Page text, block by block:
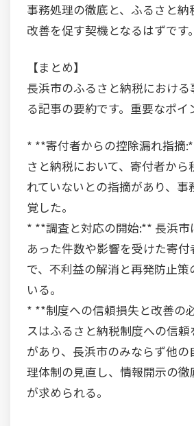
事務処理の徹底と、ふるさと納
改善を促す契機となるはずです。
【まとめ】
長浜市のふるさと納税におけ
る記事の要約です。重要なポイ
* **寄付者からの控除漏れ指摘
さと納税において、寄付者から
れていないとの指摘があり、事
覚した。
* **調査と対応の開始:** 長浜市
あった件数や影響を受けた寄
で、不利益の解消と再発防止策
いる。
* **制度への信頼損失と改善の
スはふるさと納税制度への信
があり、長浜市のみならず他の
理体制の見直し、情報開示の
が求められる。